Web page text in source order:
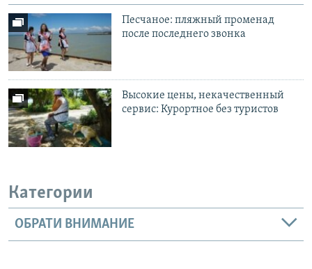
Песчаное: пляжный променад
после последнего звонка
Высокие цены, некачественный
сервис: Курортное без туристов
Категории
ОБРАТИ ВНИМАНИЕ